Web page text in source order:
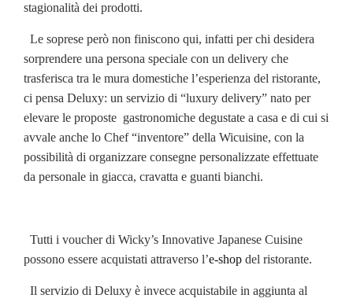
stagionalità dei prodotti.
Le soprese però non finiscono qui, infatti per chi desidera
sorprendere una persona speciale con un delivery che
trasferisca tra le mura domestiche l’esperienza del ristorante,
ci pensa Deluxy: un servizio di “luxury delivery” nato per
elevare le proposte gastronomiche degustate a casa e di cui si
avvale anche lo Chef “inventore” della Wicuisine, con la
possibilità di organizzare consegne personalizzate effettuate
da personale in giacca, cravatta e guanti bianchi.
Tutti i voucher di Wicky’s Innovative Japanese Cuisine
possono essere acquistati attraverso l’e-shop del ristorante.
Il servizio di Deluxy è invece acquistabile in aggiunta al